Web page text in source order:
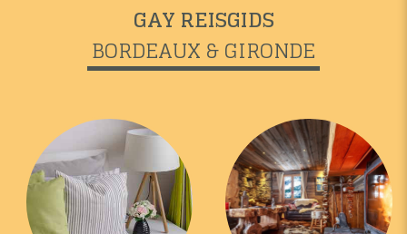
GAY REISGIDS
BORDEAUX & GIRONDE